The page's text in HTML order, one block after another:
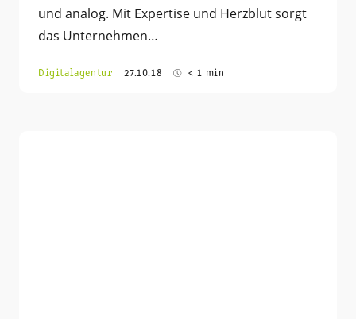
und analog. Mit Expertise und Herzblut sorgt
das Unternehmen…
Digitalagentur 27.10.18 < 1 min